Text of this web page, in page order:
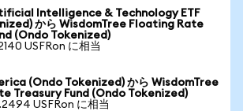
Intelligence & Technology ETF
から WisdomTree Floating Rate
(Ondo Tokenized)
USFRon に相当
(Ondo Tokenized) から WisdomTree
Treasury Fund (Ondo Tokenized)
USFRon に相当